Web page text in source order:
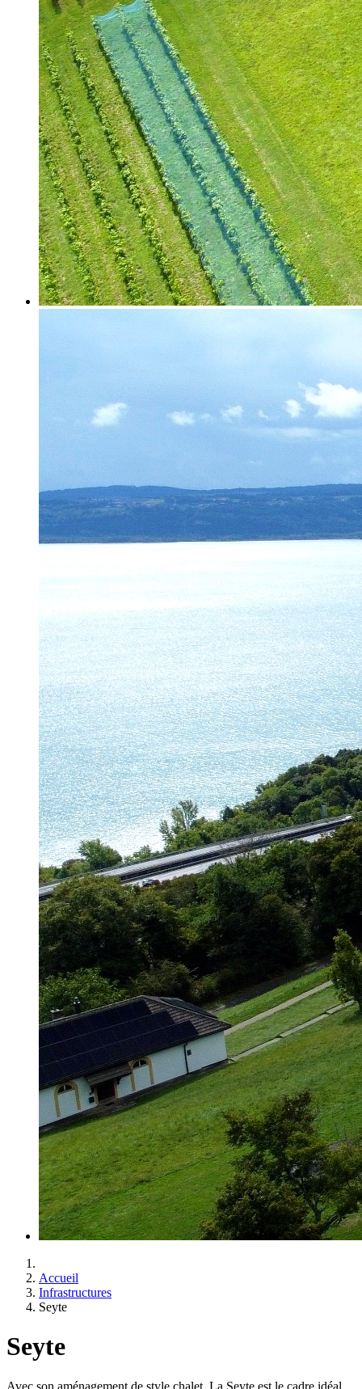
Accueil
Infrastructures
Seyte
Seyte
Avec son aménagement de style chalet, La Seyte est le cadre idéal